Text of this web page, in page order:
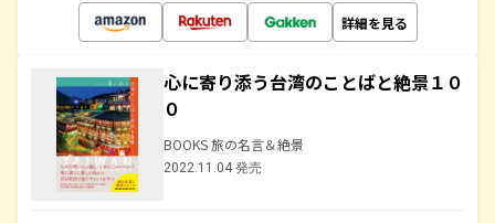
詳細を見る
心に寄り添う台湾のことばと絶景１０
０
BOOKS 旅の名言＆絶景
2022.11.04 発売